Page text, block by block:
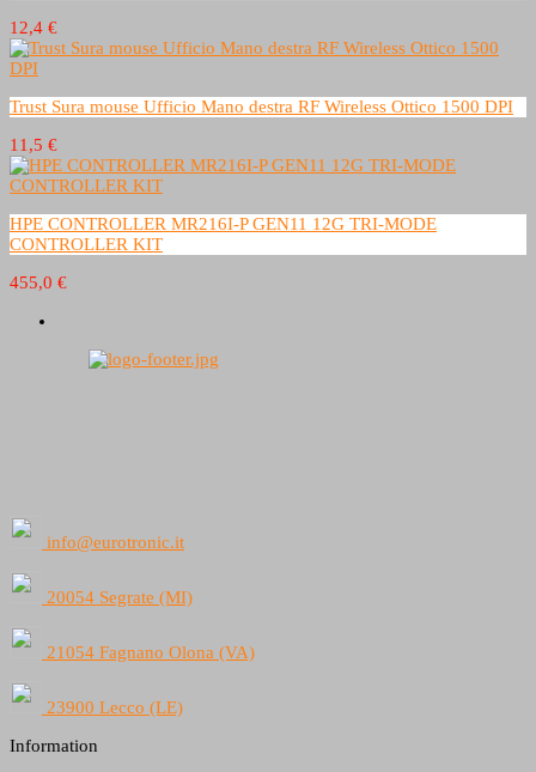
12,4 €
Trust Sura mouse Ufficio Mano destra RF Wireless Ottico 1500 DPI
11,5 €
HPE CONTROLLER MR216I-P GEN11 12G TRI-MODE
CONTROLLER KIT
455,0 €
info@eurotronic.it
20054 Segrate (MI)
21054 Fagnano Olona (VA)
23900 Lecco (LE)
Information